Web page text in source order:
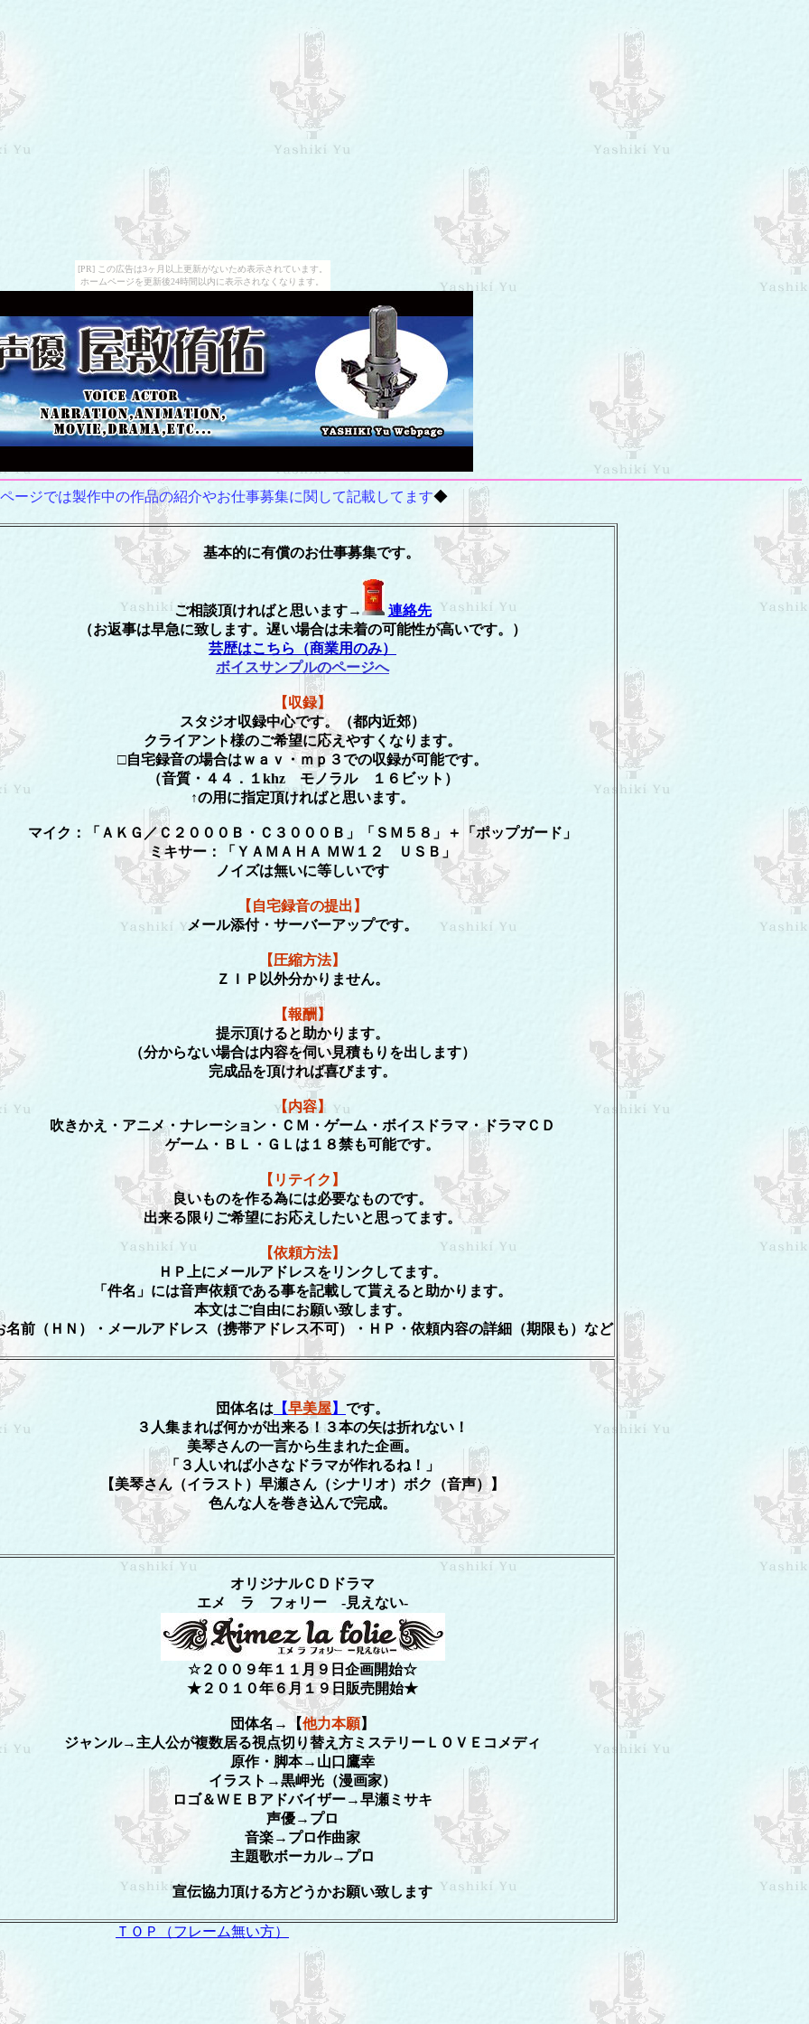
[PR] この広告は3ヶ月以上更新がないため表示されています。
ホームページを更新後24時間以内に表示されなくなります。
ージでは製作中の作品の紹介やお仕事募集に関して記載してます◆
基本的に有償のお仕事募集です。
ご相談頂ければと思います→
連絡先
（お返事は早急に致します。遅い場合は未着の可能性が高いです。）
芸歴はこちら（商業用のみ）
ボイスサンプルのページへ
【収録】
スタジオ収録中心です。（都内近郊）
クライアント様のご希望に応えやすくなります。
□自宅録音の場合はｗａｖ・ｍｐ３での収録が可能です。
（音質・４４．１khz モノラル １６ビット）
↑の用に指定頂ければと思います。
マイク：「ＡＫＧ／Ｃ２０００Ｂ・Ｃ３０００Ｂ」「ＳＭ５８」＋「ポップガード」
ミキサー：「ＹＡＭＡＨＡ ＭＷ１２ ＵＳＢ」
ノイズは無いに等しいです
【自宅録音の提出】
メール添付・サーバーアップです。
【圧縮方法】
ＺＩＰ以外分かりません。
【報酬】
提示頂けると助かります。
（分からない場合は内容を伺い見積もりを出します）
完成品を頂ければ喜びます。
【内容】
吹きかえ・アニメ・ナレーション・ＣＭ・ゲーム・ボイスドラマ・ドラマＣＤ
ゲーム・ＢＬ・ＧＬは１８禁も可能です。
【リテイク】
良いものを作る為には必要なものです。
出来る限りご希望にお応えしたいと思ってます。
【依頼方法】
ＨＰ上にメールアドレスをリンクしてます。
「件名」には音声依頼である事を記載して貰えると助かります。
本文はご自由にお願い致します。
名前（ＨＮ）・メールアドレス（携帯アドレス不可）・ＨＰ・依頼内容の詳細（期限も）など
団体名は 【早美屋】 です。
３人集まれば何かが出来る！３本の矢は折れない！
美琴さんの一言から生まれた企画。
「３人いれば小さなドラマが作れるね！」
【美琴さん（イラスト）早瀬さん（シナリオ）ボク（音声）】
色んな人を巻き込んで完成。
オリジナルＣＤドラマ
エメ ラ フォリー -見えない-
☆２００９年１１月９日企画開始☆
★２０１０年６月１９日販売開始★
団体名→【他力本願】
ジャンル→主人公が複数居る視点切り替え方ミステリーＬＯＶＥコメディ
原作・脚本→山口鷹幸
イラスト→黒岬光（漫画家）
ロゴ＆ＷＥＢアドバイザー→早瀬ミサキ
声優→プロ
音楽→プロ作曲家
主題歌ボーカル→プロ
宣伝協力頂ける方どうかお願い致します
ＴＯＰ（フレーム無い方）